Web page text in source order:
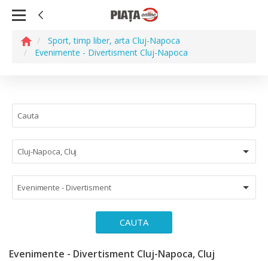
Sport, timp liber, arta Cluj-Napoca
Evenimente - Divertisment Cluj-Napoca
Cluj-Napoca, Cluj
Evenimente - Divertisment
CAUTA
Evenimente - Divertisment Cluj-Napoca, Cluj